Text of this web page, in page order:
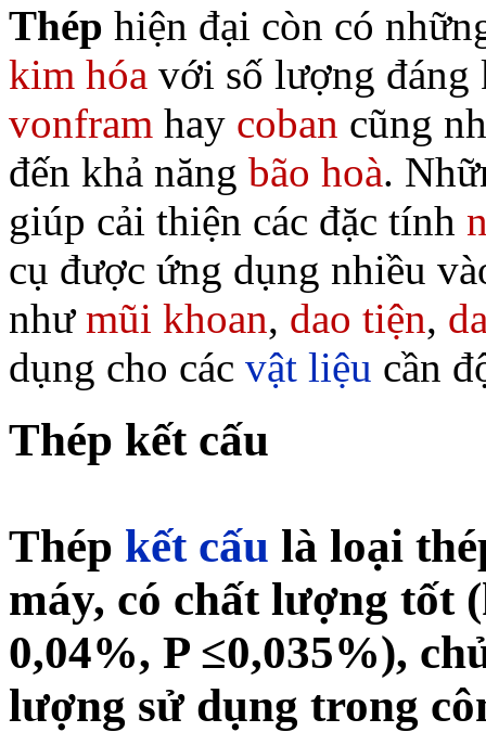
Thép hiện đại còn có
kim hóa với số lượng đáng
vonfram hay coban cũng
đến khả năng bão hoà.
giúp cải thiện các đặc tính
cụ được ứng dụng nhiều
nhưmũi khoan, dao tiện,
dụng cho các vật liệu cần
Thép kết cấu
Thép kết cấu là loại
máy, có chất lượng tốt
0,04%, P ≤0,035%),
lượng sử dụng trong